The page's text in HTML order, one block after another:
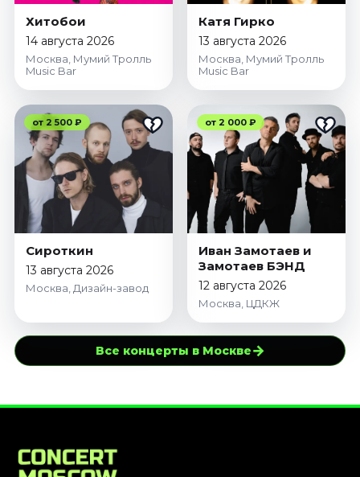
Хитобои
14 августа 2026
Москва, Мумий Тролль
Music Bar
Катя Гирко
13 августа 2026
Москва, Мумий Тролль
Music Bar
от 2 500 ₽
Сироткин
13 августа 2026
Москва, Дизайн-завод
от 2 000 ₽
Иван Замотаев и
Замотаев БЭНД
12 августа 2026
Москва, ЦДКЖ
Все концерты в Москве→